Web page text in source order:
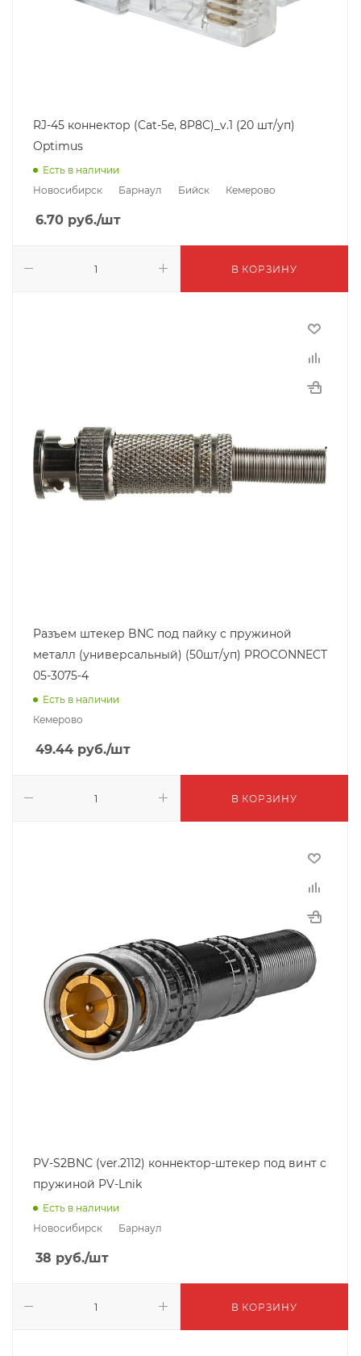
RJ-45 коннектор (Cat-5e, 8P8C)_v.1 (20 шт/уп)
Optimus
Есть в наличии
Новосибирск
Барнаул Бийск Кемерово
6.70 руб./шт
В КОРЗИНУ
Разъем штекер BNC под пайку с пружиной
металл (универсальный) (50шт/уп) PROCONNECT
05-3075-4
Есть в наличии
Кемерово
49.44 руб./шт
В КОРЗИНУ
PV-S2BNC (ver.2112) коннектор-штекер под винт с
пружиной PV-Lnik
Есть в наличии
Новосибирск
Барнаул
38 руб./шт
В КОРЗИНУ